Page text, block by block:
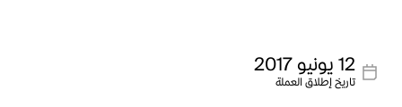
12 يونيو 2017
تاريخ إطلاق العملة